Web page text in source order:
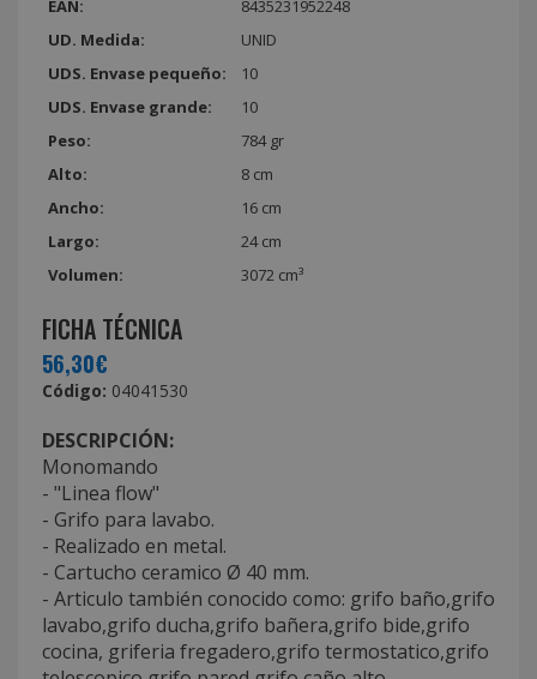
EAN:
8435231952248
UD. Medida:
UNID
UDS. Envase pequeño:
10
UDS. Envase grande:
10
Peso:
784 gr
Alto:
8 cm
Ancho:
16 cm
Largo:
24 cm
Volumen:
3072 cm³
FICHA TÉCNICA
56,30€
Código: 04041530
DESCRIPCIÓN:
Monomando
- "Linea flow"
- Grifo para lavabo.
- Realizado en metal.
- Cartucho ceramico Ø 40 mm.
- Articulo también conocido como: grifo baño,grifo
lavabo,grifo ducha,grifo bañera,grifo bide,grifo
cocina, griferia fregadero,grifo termostatico,grifo